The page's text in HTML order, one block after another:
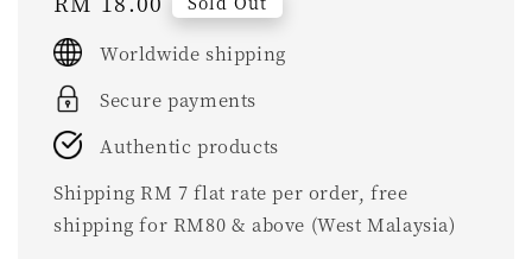
price
Worldwide shipping
Secure payments
Authentic products
Shipping RM 7 flat rate per order, free
shipping for RM80 & above (West Malaysia)